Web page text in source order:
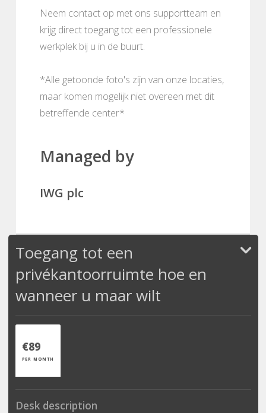
Neem contact op met ons supportteam en
krijg direct toegang tot een professionele
werkplek bij u in de buurt.
*Alle getoonde foto's zijn van onze locaties,
maar komen mogelijk niet overeen met dit
betreffende center*
Managed by
IWG plc
Toegang tot een
privékantoorruimte hoe en
wanneer u maar wilt
€89
PER MONTH
Desk description